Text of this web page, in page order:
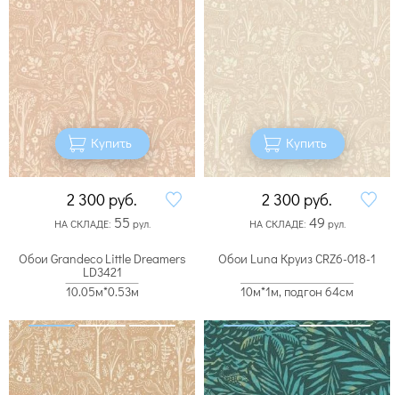
Купить
2 300 руб.
НА СКЛАДЕ: 55 рул.
Купить
2 300 руб.
НА СКЛАДЕ: 49 рул.
Обои Grandeco Little Dreamers
LD3421
10.05м*0.53м
Обои Luna Круиз CRZ6-018-1
10м*1м, подгон 64см